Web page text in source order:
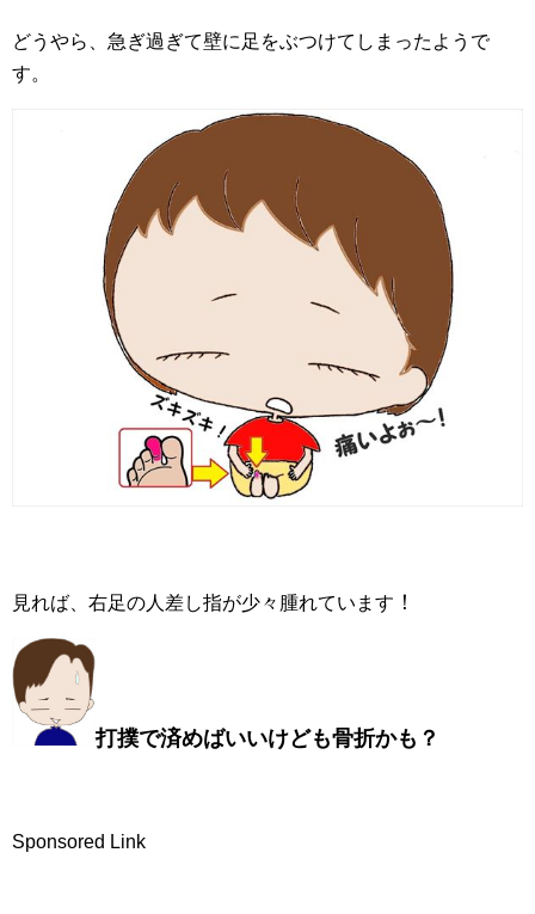
どうやら、急ぎ過ぎて壁に足をぶつけてしまったようで
す。
見れば、右足の人差し指が少々腫れています ！
打撲で済めばいいけども骨折かも？
Sponsored Link